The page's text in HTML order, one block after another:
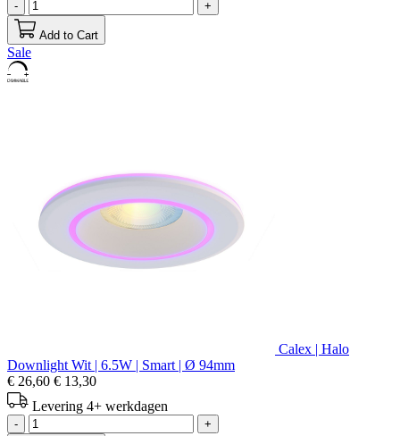
- +
Add to Cart
Sale
Calex | Halo
Downlight Wit | 6.5W | Smart | Ø 94mm
€ 26,60 € 13,30
Levering 4+ werkdagen
- +